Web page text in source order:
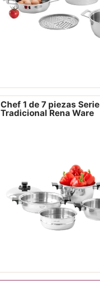
Chef 1 de 7 piezas Serie
Tradicional Rena Ware